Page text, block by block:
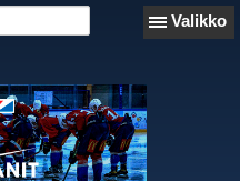
Valikko